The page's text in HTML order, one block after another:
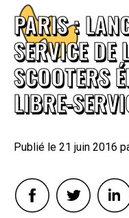
PARIS :
SERVICE DE
SCOOTERS
LIBRE-
21 juin 2016